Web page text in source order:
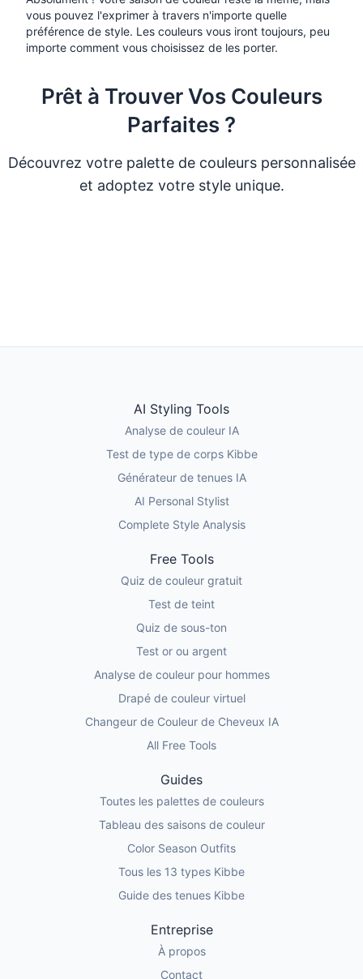
vous pouvez l'exprimer à travers n'importe quelle
préférence de style. Les couleurs vous iront toujours, peu
importe comment vous choisissez de les porter.
Prêt à Trouver Vos Couleurs
Parfaites ?
Découvrez votre palette de couleurs personnalisée
et adoptez votre style unique.
AI Styling Tools
Analyse de couleur IA
Test de type de corps Kibbe
Générateur de tenues IA
AI Personal Stylist
Complete Style Analysis
Free Tools
Quiz de couleur gratuit
Test de teint
Quiz de sous-ton
Test or ou argent
Analyse de couleur pour hommes
Drapé de couleur virtuel
Changeur de Couleur de Cheveux IA
All Free Tools
Guides
Toutes les palettes de couleurs
Tableau des saisons de couleur
Color Season Outfits
Tous les 13 types Kibbe
Guide des tenues Kibbe
Entreprise
À propos
Contact